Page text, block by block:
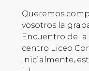
Queremos
vosotros la
Encuentro de la
centro Liceo
Inicialmente,